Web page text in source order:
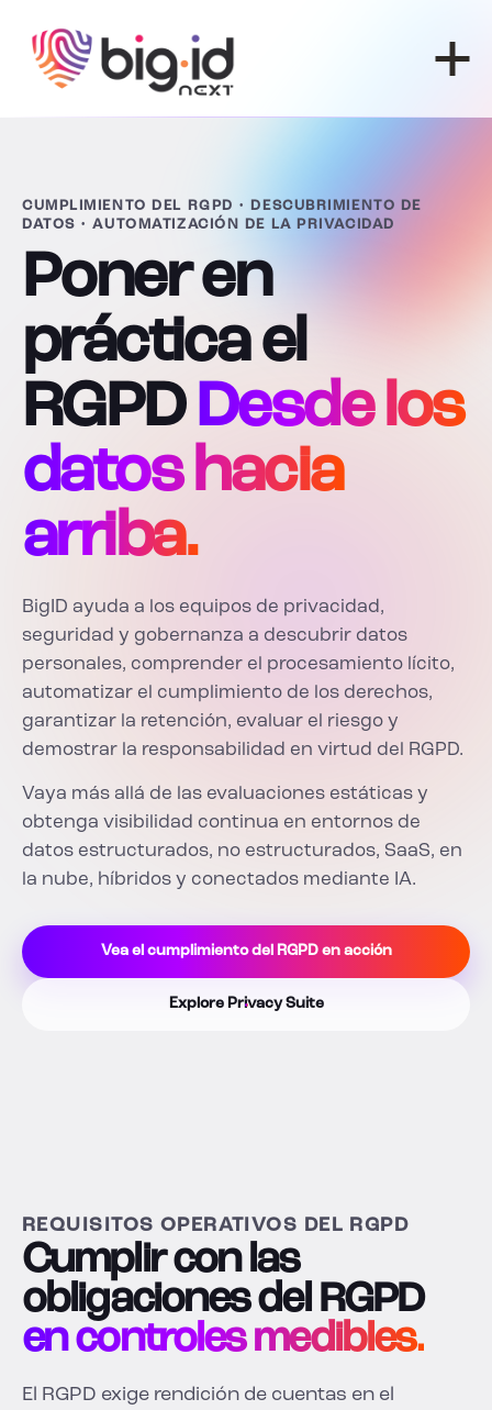
CUMPLIMIENTO DEL RGPD • DESCUBRIMIENTO DE
DATOS • AUTOMATIZACIÓN DE LA PRIVACIDAD
Poner en
práctica el
RGPDDesde los
datos hacia
arriba.
BigID ayuda a los equipos de privacidad,
seguridad y gobernanza a descubrir datos
personales, comprender el procesamiento lícito,
automatizar el cumplimiento de los derechos,
garantizar la retención, evaluar el riesgo y
demostrar la responsabilidad en virtud del RGPD.
Vaya más allá de las evaluaciones estáticas y
obtenga visibilidad continua en entornos de
datos estructurados, no estructurados, SaaS, en
la nube, híbridos y conectados mediante IA.
Vea el cumplimiento del RGPD en acción
Explore Privacy Suite
REQUISITOS OPERATIVOS DEL RGPD
Cumplir con las
obligaciones del RGPD
en controles medibles.
El RGPD exige rendición de cuentas en el